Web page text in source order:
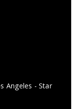
Angeles - Star